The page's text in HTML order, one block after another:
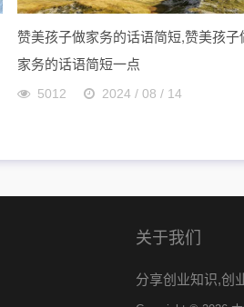
赞美孩子做家务的话语简短,赞美孩子
家务的话语简短一点
5012 2024 / 08 / 14
关于我们
分享创业知识,创